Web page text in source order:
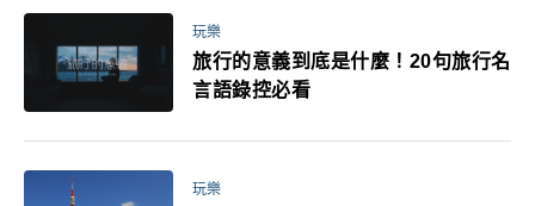
玩樂
旅行的意義到底是什麼！20句旅行名
言語錄控必看
玩樂